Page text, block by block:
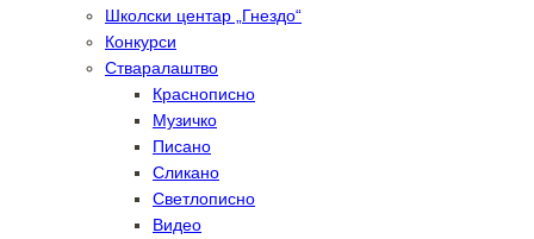
Школски центар „Гнездо“
Конкурси
Стваралаштво
Краснописно
Музичко
Писано
Сликано
Светлописно
Видео